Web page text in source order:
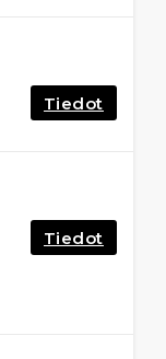
Tiedot
Tiedot